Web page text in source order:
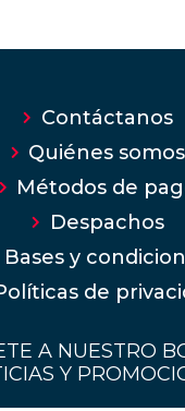
Contáctanos
Quiénes somos
Métodos de
Despachos
Bases y
de
A NUESTRO
Y